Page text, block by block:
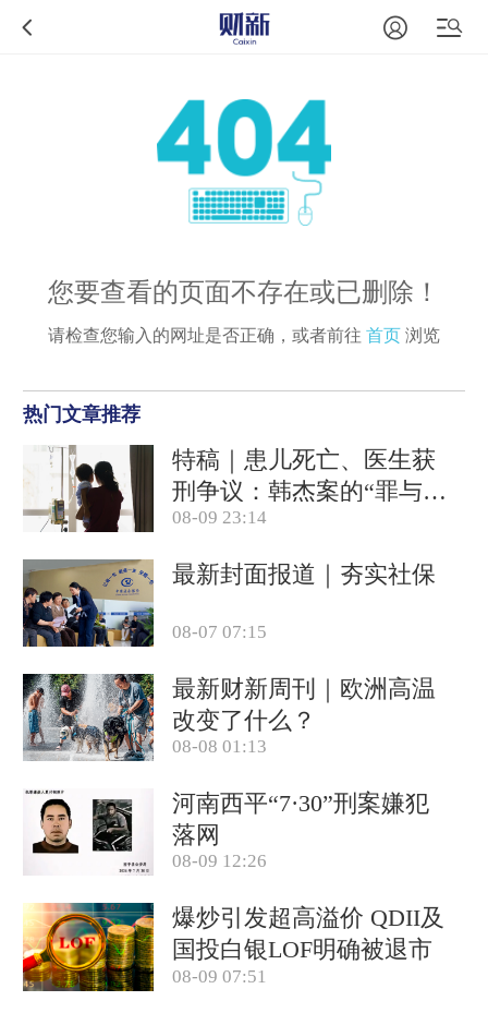
您要查看的页面不存在或已删除！
请检查您输入的网址是否正确，或者前往 首页 浏览
热门文章推荐
特稿｜患儿死亡、医生获
刑争议：韩杰案的“罪与
罚”
08-09 23:14
最新封面报道｜夯实社保
08-07 07:15
最新财新周刊｜欧洲高温
改变了什么？
08-08 01:13
河南西平“7·30”刑案嫌犯
落网
08-09 12:26
爆炒引发超高溢价 QDII及
国投白银LOF明确被退市
08-09 07:51